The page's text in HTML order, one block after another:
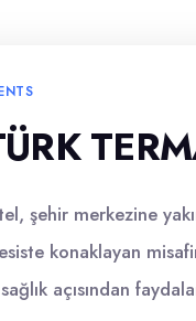
şehir merkezine
konaklayan
açısından